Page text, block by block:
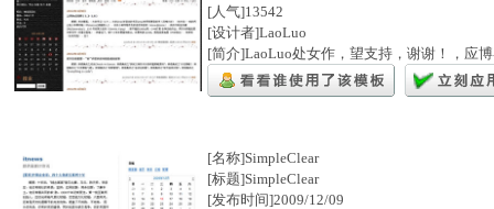
[人气]13542
[设计者]LaoLuo
[简介]LaoLuo处女作，望支持，谢谢！，应
[名称]SimpleClear
[标题]SimpleClear
[发布时间]2009/12/09